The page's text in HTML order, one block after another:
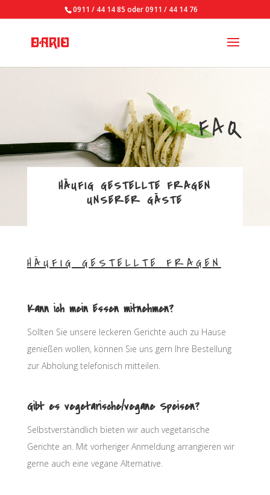
0911 / 44 14 85 oder 0911 / 44 14 76
FAQ
HÄUFIG GESTELLTE FRAGEN
UNSERER GÄSTE
HÄUFIG GESTELLTE FRAGEN
Kann ich mein Essen mitnehmen?
Sollten Sie unsere leckeren Gerichte auch zu Hause
genießen wollen, können Sie uns gern Ihre Bestellung
zur Abholung telefonisch mitteilen.
Gibt es vegetarische/vegane Speisen?
Selbstverständlich bieten wir auch vegetarische
Gerichte an. Mit vorheriger Anmeldung arrangieren wir
gerne auch eine vegane Alternative.